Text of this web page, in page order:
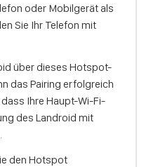
oder Mobilgerät als
Sie Ihr Telefon mit
über dieses Hotspot-
das Pairing erfolgreich
Ihre Haupt-Wi-Fi-
des Landroid mit
den Hotspot